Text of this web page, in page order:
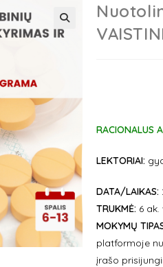
RACIONALUS
LEKTORIAI:
DATA/LAIKAS:
TRUKMĖ: 6 ak.
MOKYMŲ
platformoje
įrašo